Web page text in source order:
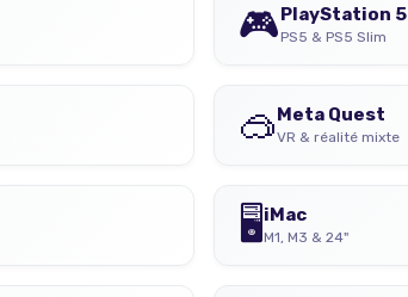
🎮PlayStation 5
PS5 & PS5 Slim
🥽Meta Quest
VR & réalité mixte
🖥️ iMac
M1, M3 & 24"